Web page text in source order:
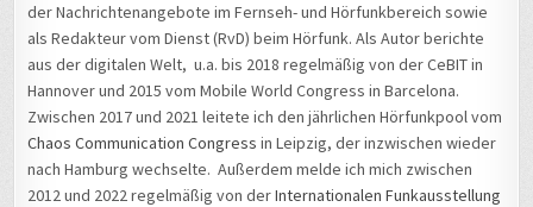
der Nachrichtenangebote im Fernseh- und Hörfunkbereich sowie
als Redakteur vom Dienst (RvD) beim Hörfunk. Als Autor berichte
aus der digitalen Welt, u.a. bis 2018 regelmäßig von der CeBIT in
Hannover und 2015 vom Mobile World Congress in Barcelona.
Zwischen 2017 und 2021 leitete ich den jährlichen Hörfunkpool vom
Chaos Communication Congress in Leipzig, der inzwischen wieder
nach Hamburg wechselte. Außerdem melde ich mich zwischen
2012 und 2022 regelmäßig von derInternationalen Funkausstellung